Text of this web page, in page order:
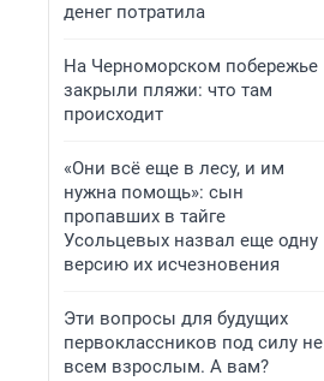
денег потратила
На Черноморском побережье
закрыли пляжи: что там
происходит
«Они всё еще в лесу, и им
нужна помощь»: сын
пропавших в тайге
Усольцевых назвал еще одну
версию их исчезновения
Эти вопросы для будущих
первоклассников под силу не
всем взрослым. А вам?